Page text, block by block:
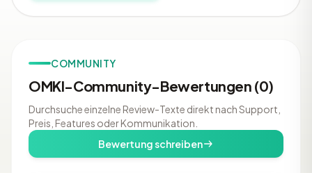
COMMUNITY
OMKI-Community-Bewertungen (0)
Durchsuche einzelne Review-Texte direkt nach Support,
Preis, Features oder Kommunikation.
Bewertung schreiben